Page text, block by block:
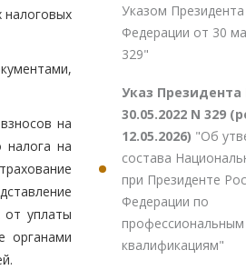
налоговых
на
налога на
от уплаты
органами
Указом
Федерации от 30
329"
Указ Президента
30.05.2022 N 329
12.05.2026) "Об
состава
при Президенте
Федерации по
профессиональным
квалификациям"